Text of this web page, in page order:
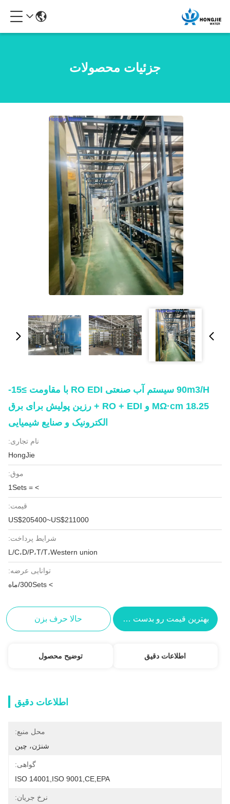
جزئیات محصولات
90m3/h سیستم آب صنعتی RO EDI با مقاومت ≥15-
18.25 MΩ·cm و RO + EDI + رزین پولیش برای برق
الکترونیک و صنایع شیمیایی
نام تجاری:
HongJie
موق:
> = 1Sets
قیمت:
US$205400~US$211000
شرایط پرداخت:
L/C،D/P،T/T،Western union
توانایی عرضه:
> 300Sets/ماه
بهترین قیمت رو بدست بیار حالا حرف بزن
اطلاعات دقیق توضیح محصول
اطلاعات دقیق
محل منبع:
شنژن، چین
گواهی:
ISO 14001,ISO 9001,CE,EPA
نرخ جریان: